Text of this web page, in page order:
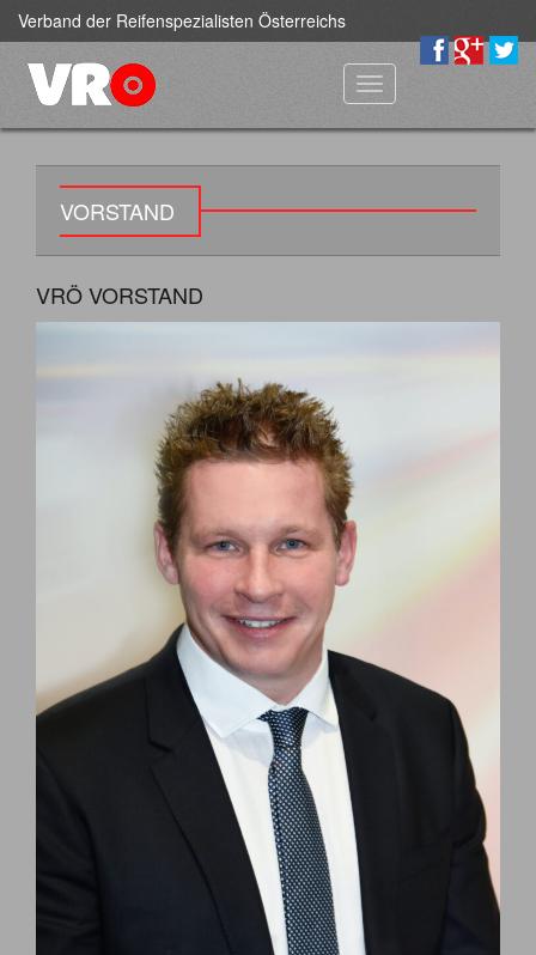
Verband der Reifenspezialisten Österreichs
Toggle
navigation
VORSTAND
VRÖ VORSTAND